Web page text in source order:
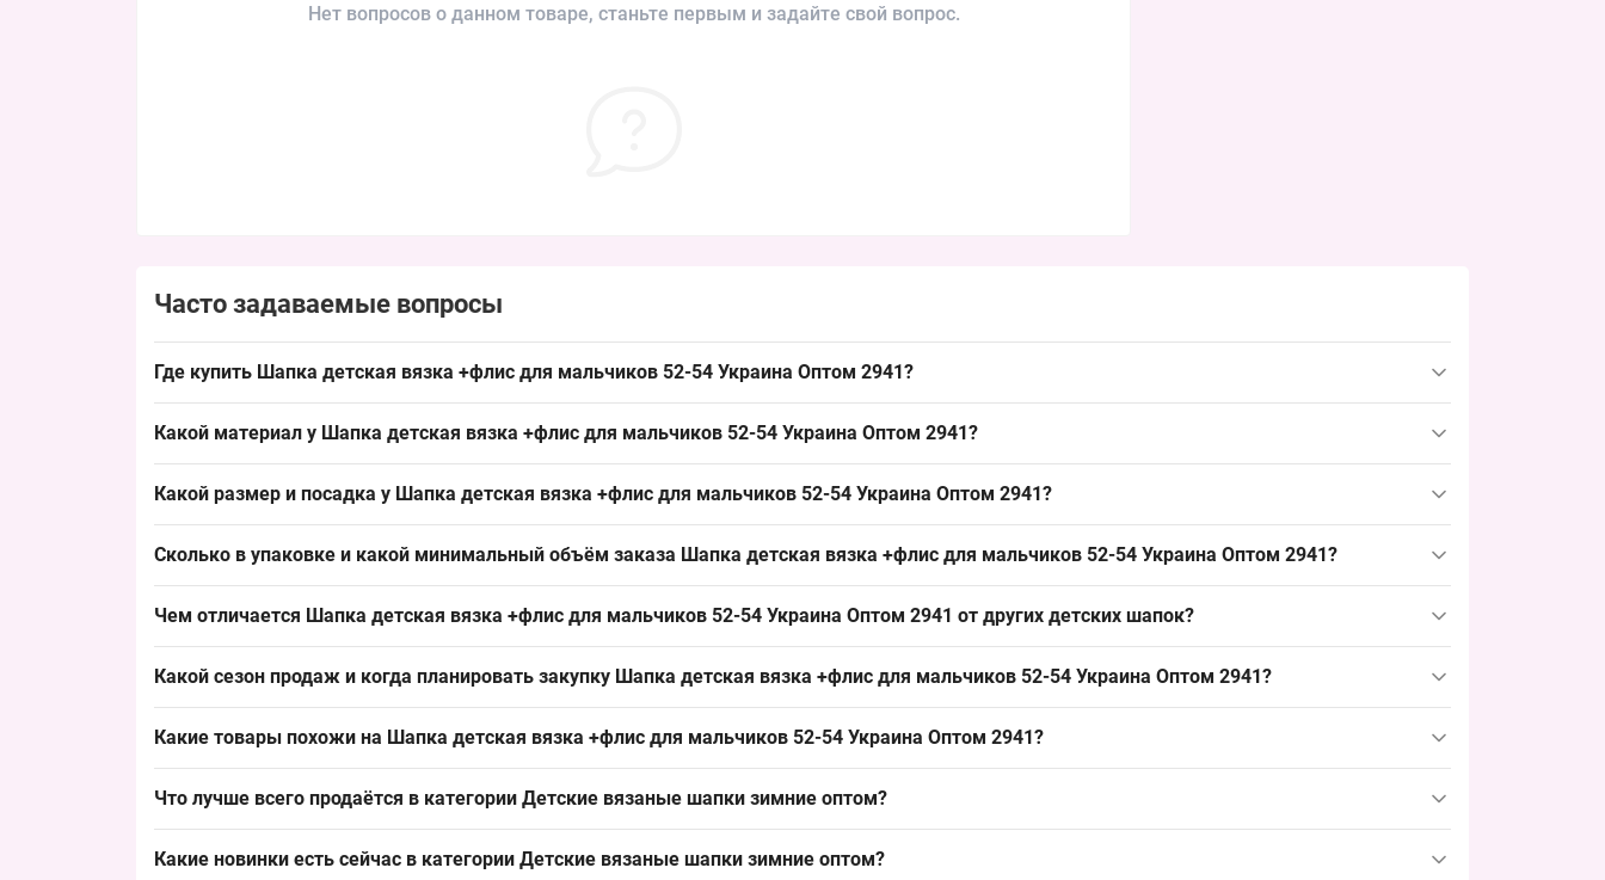
Нет вопросов о данном товаре, станьте первым и задайте свой вопрос.
Часто задаваемые вопросы
Где купить Шапка детская вязка +флис для мальчиков 52-54 Украина Оптом 2941?
который быстро оборачивается и стабильно пользуется спросом у розницы и на рынках.
Какой материал у Шапка детская вязка +флис для мальчиков 52-54 Украина Оптом 2941?
шапок и обеспечивает хорошую теплосбереженность, что важно при оптовых закупках на сезон.
Какой размер и посадка у Шапка детская вязка +флис для мальчиков 52-54 Украина Оптом 2941?
размер удобен для выкладки и закрывает базовый спрос в детском сегменте.
Сколько в упаковке и какой минимальный объём заказа Шапка детская вязка +флис для мальчиков 52-54 Украина Оптом 2941?
начального пополнения ассортимента и позволяет быстро сформировать товарный вид на прилавке.
Чем отличается Шапка детская вязка +флис для мальчиков 52-54 Украина Оптом 2941 от других детских шапок?
Альтернативы — тонкие демисезонные или хлопковые детские шапки для межсезонья; эта модель закрывает базовый спрос на тёплые детские шапки в холодный
сезон.
Какой сезон продаж и когда планировать закупку Шапка детская вязка +флис для мальчиков 52-54 Украина Оптом 2941?
позволяет своевременно пополнить ассортимент и обеспечить стабильный оборот в холодный период.
Какие товары похожи на Шапка детская вязка +флис для мальчиков 52-54 Украина Оптом 2941?
Шапка детская Оптом вязка +хлопок для девочек 38-42 р.р. "Крольчонок" D968
— 149.00 ₴
Что лучше всего продаётся в категории Детские вязаные шапки зимние оптом?
Какие новинки есть сейчас в категории Детские вязаные шапки зимние оптом?